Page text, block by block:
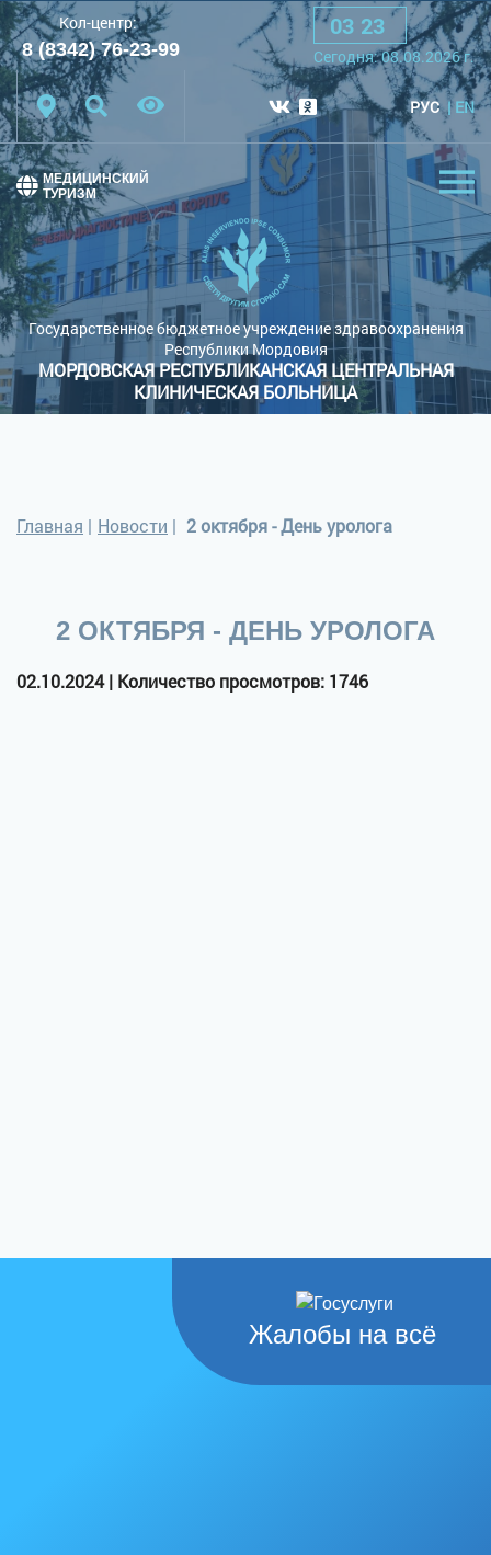
Шрифт: A A A
Цветовая схема: Черная схема
Обычный сайт
Кол-центр:
8 (8342) 76-23-99
03 23
Cегодня:08.08.2026г.
РУС EN
Государственное бюджетное учреждение здравоохранения
Республики Мордовия
МОРДОВСКАЯ РЕСПУБЛИКАНСКАЯ ЦЕНТРАЛЬНАЯ
КЛИНИЧЕСКАЯ БОЛЬНИЦА
МЕДИЦИНСКИЙ
ТУРИЗМ
Главная | Новости | 2 октября - День уролога
2 ОКТЯБРЯ - ДЕНЬ УРОЛОГА
02.10.2024 | Количество просмотров: 1746
Жалобы на всё